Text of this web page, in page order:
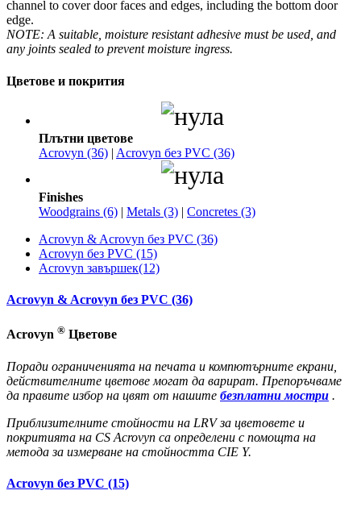
channel to cover door faces and edges, including the bottom door
edge.
NOTE: A suitable, moisture resistant adhesive must be used, and
any joints sealed to prevent moisture ingress.
Цветове и покрития
Плътни цветове
Acrovyn (36) | Acrovyn без PVC (36)
Finishes
Woodgrains (6) | Metals (3) | Concretes (3)
Acrovyn & Acrovyn без PVC (36)
Acrovyn без PVC (15)
Acrovyn завършек(12)
Acrovyn & Acrovyn без PVC (36)
Acrovyn ® Цветове
Поради ограниченията на печата и компютърните екрани,
действителните цветове могат да варират. Препоръчваме
да правите избор на цвят от нашите безплатни мостри .
Приблизителните стойности на LRV за цветовете и
покритията на CS Acrovyn са определени с помощта на
метода за измерване на стойността CIE Y.
Acrovyn без PVC (15)